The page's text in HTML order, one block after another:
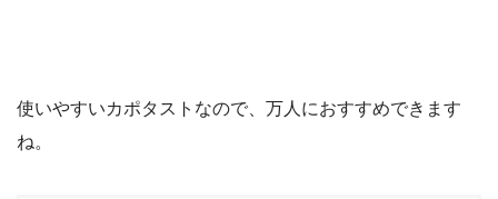
使いやすいカポタストなので、万人におすすめできます
ね。